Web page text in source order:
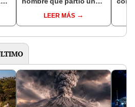
por amor: usó solo un
martillo y tardó 22 años
LEER MÁS